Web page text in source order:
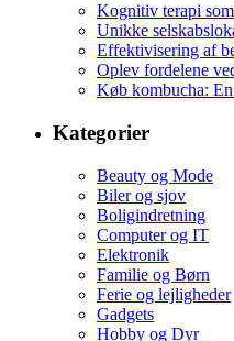
Kognitiv terapi
Unikke
Effektivisering af
Oplev fordelene
Køb kombucha:
Kategorier
Beauty og Mode
Biler og sjov
Boligindretning
Computer og IT
Elektronik
Familie og Børn
Ferie og lejligheder
Gadgets
Hobby og Dyr